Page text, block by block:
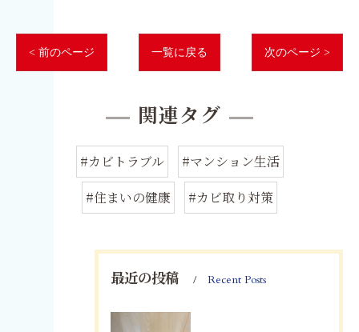
< 前のページ 一覧に戻る 次のページ >
関連タグ
#カビトラブル
#マンション生活
#住まいの健康
#カビ取り対策
最近の投稿 Recent Posts